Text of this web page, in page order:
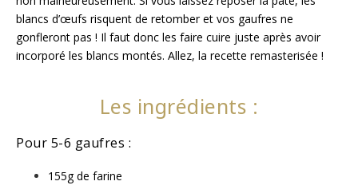
blancs d’œufs risquent de retomber et vos gaufres ne
gonfleront pas ! Il faut donc les faire cuire juste après avoir
incorporé les blancs montés. Allez, la recette remasterisée ! ⁣
Les ingrédients :
Pour 5-6 gaufres :
155g de farine⁣